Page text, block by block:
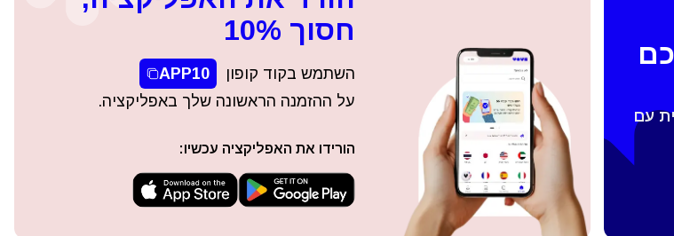
עם
חסוך 10%
השתמש בקוד קופון
APP10
על ההזמנה הראשונה שלך באפליקציה.
הורידו את האפליקציה עכשיו:
Français
עברית
한국어
EUR - יורו
PHP - פזו פיליפיני